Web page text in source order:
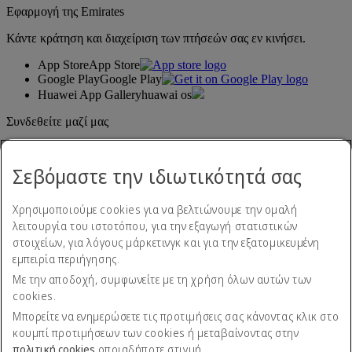
Εφαρμογή της Emirates
Κάντε κράτηση και διαχείριση των πτήσεών σας εν κινήσει.
App StoreApp Store
Google PlayGoogle Play
Huawei App Galleryhuawai os
Συνδεθείτε μαζί μας
Δήλωση προσβασιμότητας
Επικοινωνήστε μαζί μας
Πολιτική απορρήτου
Όροι και προϋποθέσεις
Πολιτική cookies
Σεβόμαστε την ιδιωτικότητά σας
Χρησιμοποιούμε cookies για να βελτιώνουμε την ομαλή
λειτουργία του ιστοτόπου, για την εξαγωγή στατιστικών
στοιχείων, για λόγους μάρκετινγκ και για την εξατομικευμένη
εμπειρία περιήγησης.
Με την αποδοχή, συμφωνείτε με τη χρήση όλων αυτών των
cookies.
Μπορείτε να ενημερώσετε τις προτιμήσεις σας κάνοντας κλικ στο
κουμπί προτιμήσεων των cookies ή μεταβαίνοντας στην